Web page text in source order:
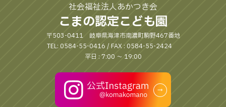
社会福祉法人あかつき会
こまの認定こども園
〒503-0411 岐阜県海津市南濃町駒野467番地
TEL: 0584-55-0416 / FAX : 0584-55-2424
平日 : 7:00 〜 19:00